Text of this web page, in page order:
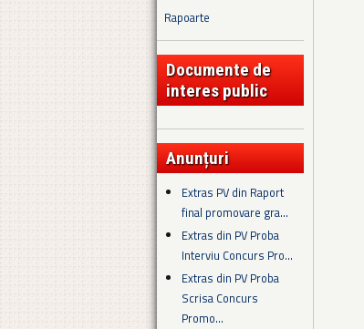
Rapoarte
Documente de
interes public
Anunțuri
Extras PV din Raport
final promovare gra...
Extras din PV Proba
Interviu Concurs Pro...
Extras din PV Proba
Scrisa Concurs
Promo...